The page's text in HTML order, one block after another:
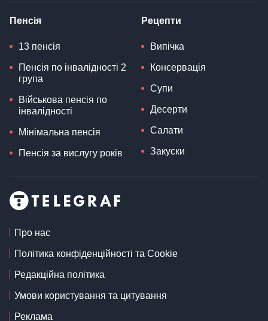
Пенсія
13 пенсія
Пенсія по інвалідності 2
група
Військова пенсія по
інвалідності
Мінімальна пенсія
Пенсія за вислугу років
Рецепти
Випічка
Консервація
Супи
Десерти
Салати
Закуски
Про нас
Політика конфіденційності та Cookie
Редакційна політика
Умови користування та цитування
Реклама